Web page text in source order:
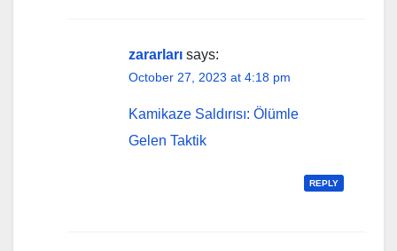
zararları says:
October 27, 2023 at 4:18 pm
Kamikaze Saldırısı: Ölümle
Gelen Taktik
REPLY